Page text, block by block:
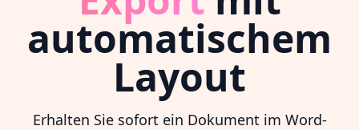
automatischem
Layout
Erhalten Sie sofort ein Dokument im Word-